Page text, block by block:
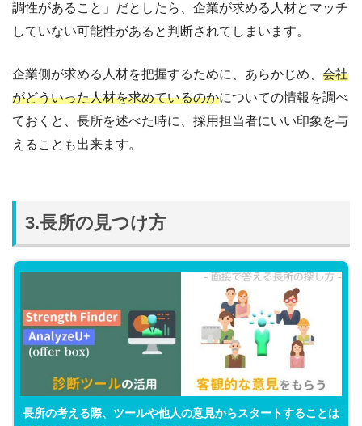
調性があること」だとしたら、企業が求める人材とマッチ
していない可能性があると判断されてしまいます。
企業側が求める人材を把握するために、あらかじめ、 会社
がどういった人材を求めているのかについての情報を調べ
ておくと、長所を述べた時に、採用担当者にいい印象を与
えることも出来ます。
3.長所の見つけ方
長所の考える際、ツールや他人の意見からスタートすることは